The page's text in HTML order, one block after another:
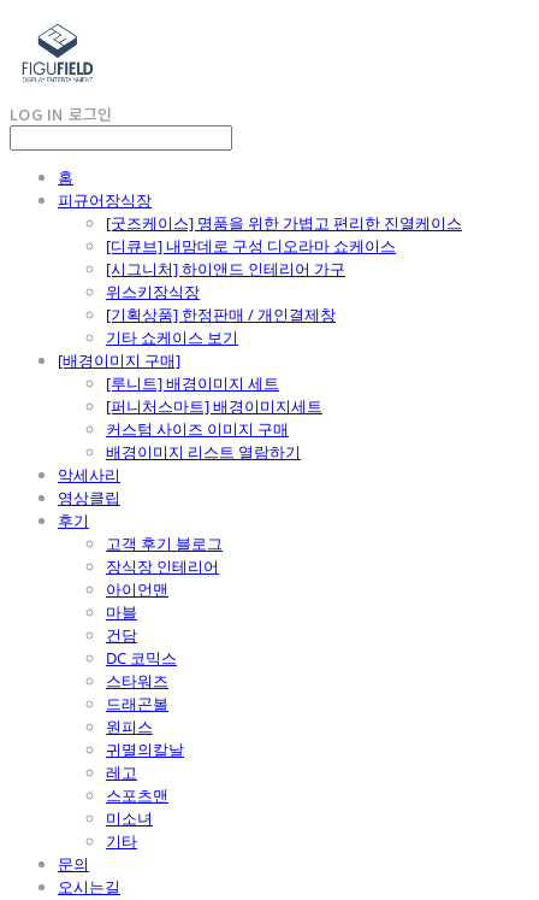
LOG IN 로그인
홈
피규어장식장
[굿즈케이스] 명품을 위한 가볍고 편리한 진열케이스
[디큐브] 내맘데로 구성 디오라마 쇼케이스
[시그니처] 하이앤드 인테리어 가구
위스키장식장
[기획상품] 한정판매 / 개인결제창
기타 쇼케이스 보기
[배경이미지 구매]
[루니트] 배경이미지 세트
[퍼니처스마트] 배경이미지세트
커스텀 사이즈 이미지 구매
배경이미지 리스트 열람하기
악세사리
영상클립
후기
고객 후기 블로그
장식장 인테리어
아이언맨
마블
건담
DC 코믹스
스타워즈
드래곤볼
원피스
귀멸의칼날
레고
스포츠맨
미소녀
기타
문의
오시는길